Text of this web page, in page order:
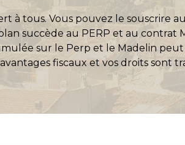
à tous. Vous pouvez le souscrire
succède au PERP et au contrat
sur le Perp et le Madelin
fiscaux et vos droits sont